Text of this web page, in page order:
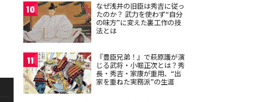
10
なぜ浅井の旧臣は秀吉に従っ
たのか？ 武力を使わず“自分
の味方”に変えた裏工作の技
法とは
11
『豊臣兄弟！』で萩原護が演
じる武将・小堀正次とは？秀
長・秀吉・家康が重用、“出
家を重ねた実務派”の生涯